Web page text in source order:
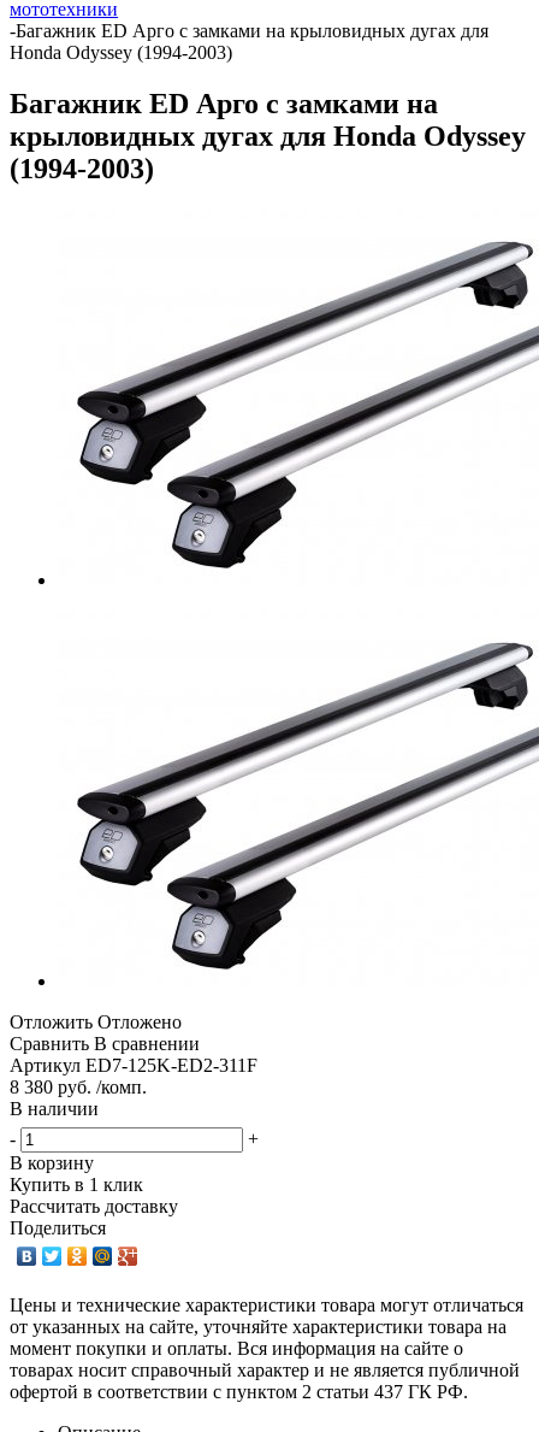
мототехники
-Багажник ED Арго с замками на крыловидных дугах для
Honda Odyssey (1994-2003)
Багажник ED Арго с замками на
крыловидных дугах для Honda Odyssey
(1994-2003)
Отложить Отложено
Сравнить В сравнении
Артикул ED7-125K-ED2-311F
8 380 руб. /комп.
В наличии
-
+
В корзину
Купить в 1 клик
Рассчитать доставку
Поделиться
Цены и технические характеристики товара могут отличаться
от указанных на сайте, уточняйте характеристики товара на
момент покупки и оплаты. Вся информация на сайте о
товарах носит справочный характер и не является публичной
офертой в соответствии с пунктом 2 статьи 437 ГК РФ.